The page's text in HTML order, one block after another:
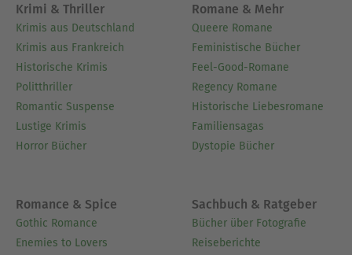
Krimi & Thriller
Krimis aus Deutschland
Krimis aus Frankreich
Historische Krimis
Politthriller
Romantic Suspense
Lustige Krimis
Horror Bücher
Romane & Mehr
Queere Romane
Feministische Bücher
Feel-Good-Romane
Regency Romane
Historische Liebesromane
Familiensagas
Dystopie Bücher
Romance & Spice
Gothic Romance
Enemies to Lovers
Sachbuch & Ratgeber
Bücher über Fotografie
Reiseberichte